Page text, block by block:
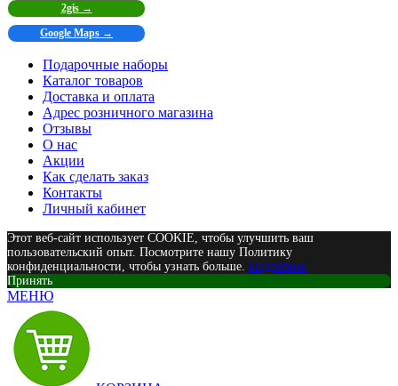
2gis →
Google Maps →
Подарочные наборы
Каталог товаров
Доставка и оплата
Адрес розничного магазина
Отзывы
О нас
Акции
Как сделать заказ
Контакты
Личный кабинет
Этот веб-сайт использует COOKIE, чтобы улучшить ваш
пользовательский опыт. Посмотрите нашу Политику
конфиденциальности, чтобы узнать больше. Подробнее
Принять
МЕНЮ